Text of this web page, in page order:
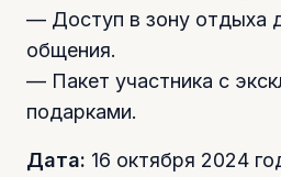
— Доступ в зону отдыха
общения.
— Пакет участника с
подарками.
Дата: 16 октября 2024